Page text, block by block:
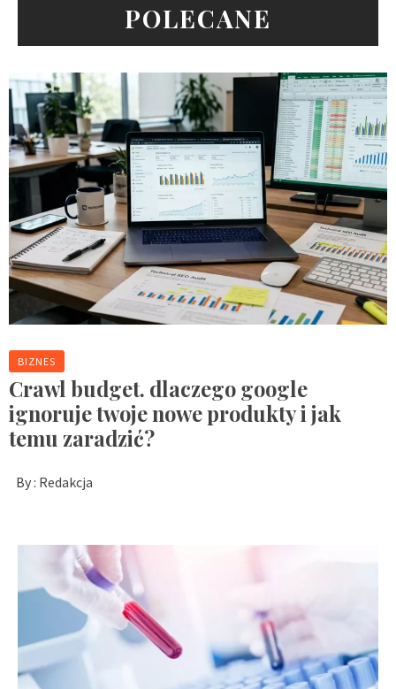
POLECANE
BIZNES
Crawl budget. dlaczego google
ignoruje twoje nowe produkty i jak
temu zaradzić?
By : Redakcja